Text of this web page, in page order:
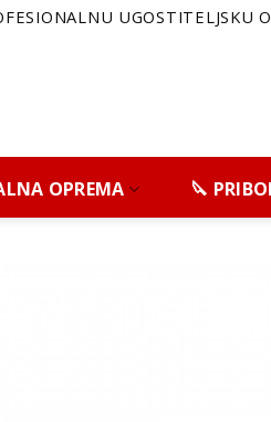
UGOSTITELJSKU
OPREMA 🔪